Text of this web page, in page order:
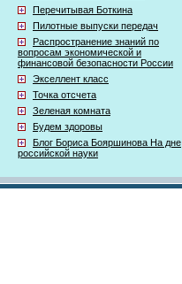
Перечитывая Боткина
Пилотные выпуски передач
Распространение знаний по
вопросам экономической и
финансовой безопасности России
Экселлент класс
Точка отсчета
Зеленая комната
Будем здоровы
Блог Бориса Бояршинова На дне
российской науки